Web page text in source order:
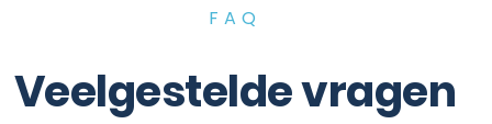
FAQ
Veelgestelde vragen